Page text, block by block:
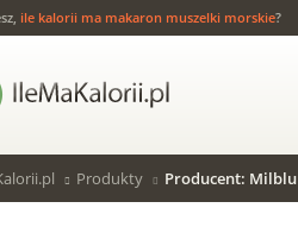
ile kalorii ma makaron muszelki morskie?
Produkty Producent: Milblu